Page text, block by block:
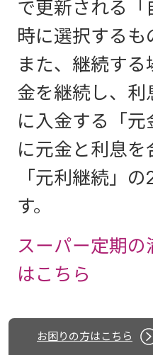
で更新される「
時に選択するも
また、継続す
金を継続し、利
に入金する「元
に元金と利息を
「元利継続」
す。
スーパー定期の
はこちら
お困りの方はこちら